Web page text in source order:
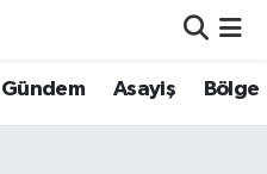
Gündem Asayiş Bölge